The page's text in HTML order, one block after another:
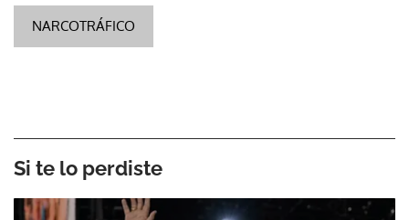
NARCOTRÁFICO
Si te lo perdiste